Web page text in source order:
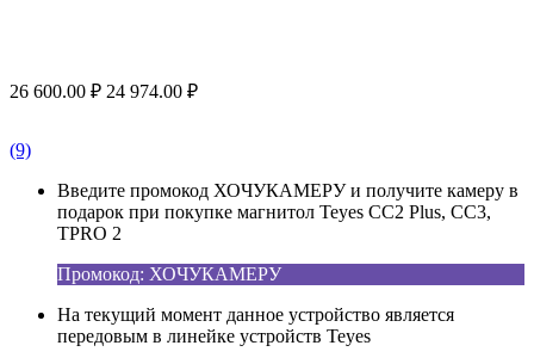
26 600.00 ₽ 24 974.00 ₽
(9)
Введите промокод ХОЧУКАМЕРУ и получите камеру в
подарок при покупке магнитол Teyes CC2 Plus, CC3,
TPRO 2
Промокод: ХОЧУКАМЕРУ
На текущий момент данное устройство является
передовым в линейке устройств Teyes